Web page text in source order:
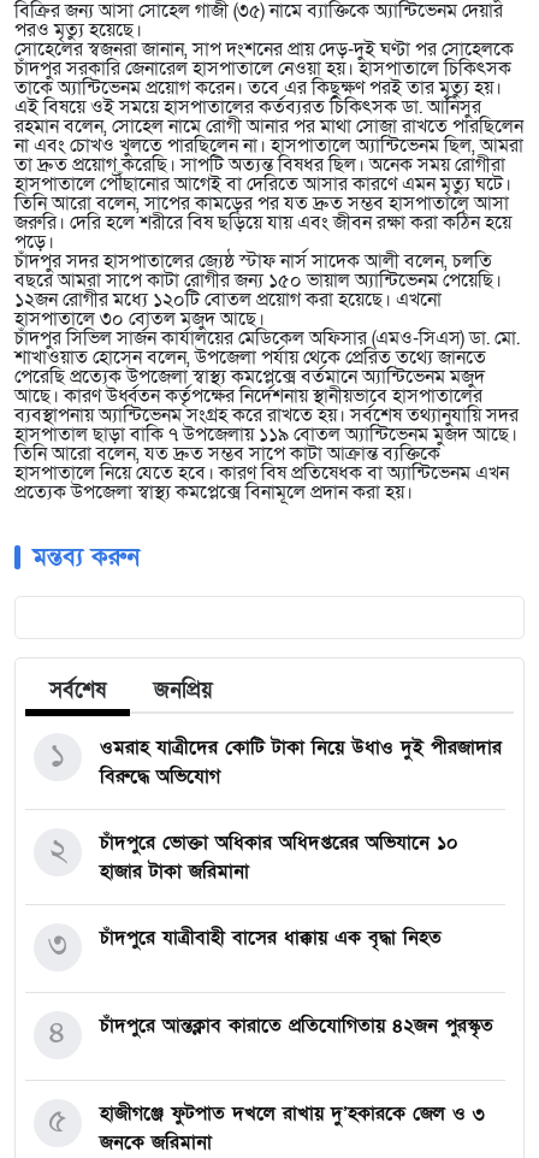
বিক্রির জন্য আসা সোহেল গাজী (৩৫) নামে ব্যাক্তিকে অ্যান্টিভেনম দেয়ার
পরও মৃত্যু হয়েছে।
সোহেলের স্বজনরা জানান, সাপ দংশনের প্রায় দেড়-দুই ঘণ্টা পর সোহেলকে
চাঁদপুর সরকারি জেনারেল হাসপাতালে নেওয়া হয়। হাসপাতালে চিকিৎসক
তাকে অ্যান্টিভেনম প্রয়োগ করেন। তবে এর কিছুক্ষণ পরই তার মৃত্যু হয়।
এই বিষয়ে ওই সময়ে হাসপাতালের কর্তব্যরত চিকিৎসক ডা. আনিসুর
রহমান বলেন, সোহেল নামে রোগী আনার পর মাথা সোজা রাখতে পারছিলেন
না এবং চোখও খুলতে পারছিলেন না। হাসপাতালে অ্যান্টিভেনম ছিল, আমরা
তা দ্রুত প্রয়োগ করেছি। সাপটি অত্যন্ত বিষধর ছিল। অনেক সময় রোগীরা
হাসপাতালে পৌঁছানোর আগেই বা দেরিতে আসার কারণে এমন মৃত্যু ঘটে।
তিনি আরো বলেন, সাপের কামড়ের পর যত দ্রুত সম্ভব হাসপাতালে আসা
জরুরি। দেরি হলে শরীরে বিষ ছড়িয়ে যায় এবং জীবন রক্ষা করা কঠিন হয়ে
পড়ে।
চাঁদপুর সদর হাসপাতালের জ্যেষ্ঠ স্টাফ নার্স সাদেক আলী বলেন, চলতি
বছরে আমরা সাপে কাটা রোগীর জন্য ১৫০ ভায়াল অ্যান্টিভেনম পেয়েছি।
১২জন রোগীর মধ্যে ১২০টি বোতল প্রয়োগ করা হয়েছে। এখনো
হাসপাতালে ৩০ বোতল মজুদ আছে।
চাঁদপুর সিভিল সার্জন কার্যালয়ের মেডিকেল অফিসার (এমও-সিএস) ডা. মো.
শাখাওয়াত হোসেন বলেন, উপজেলা পর্যায় থেকে প্রেরিত তথ্যে জানতে
পেরেছি প্রত্যেক উপজেলা স্বাস্থ্য কমপ্লেক্সে বর্তমানে অ্যান্টিভেনম মজুদ
আছে। কারণ উর্ধ্বতন কর্তৃপক্ষের নির্দেশনায় স্থানীয়ভাবে হাসপাতালের
ব্যবস্থাপনায় অ্যান্টিভেনম সংগ্রহ করে রাখতে হয়। সর্বশেষ তথ্যানুযায়ি সদর
হাসপাতাল ছাড়া বাকি ৭ উপজেলায় ১১৯ বোতল অ্যান্টিভেনম মুজদ আছে।
তিনি আরো বলেন, যত দ্রুত সম্ভব সাপে কাটা আক্রান্ত ব্যক্তিকে
হাসপাতালে নিয়ে যেতে হবে। কারণ বিষ প্রতিষেধক বা অ্যান্টিভেনম এখন
প্রত্যেক উপজেলা স্বাস্থ্য কমপ্লেক্সে বিনামূলে প্রদান করা হয়।
মন্তব্য করুন
সর্বশেষ জনপ্রিয়
ওমরাহ যাত্রীদের কোটি টাকা নিয়ে উধাও দুই পীরজাদার
বিরুদ্ধে অভিযোগ
১
চাঁদপুরে ভোক্তা অধিকার অধিদপ্তরের অভিযানে ১০
হাজার টাকা জরিমানা
২
চাঁদপুরে যাত্রীবাহী বাসের ধাক্কায় এক বৃদ্ধা নিহত
৩
চাঁদপুরে আন্তক্লাব কারাতে প্রতিযোগিতায় ৪২জন পুরস্কৃত
৪
হাজীগঞ্জে ফুটপাত দখলে রাখায় দু’হকারকে জেল ও ৩
জনকে জরিমানা
৫